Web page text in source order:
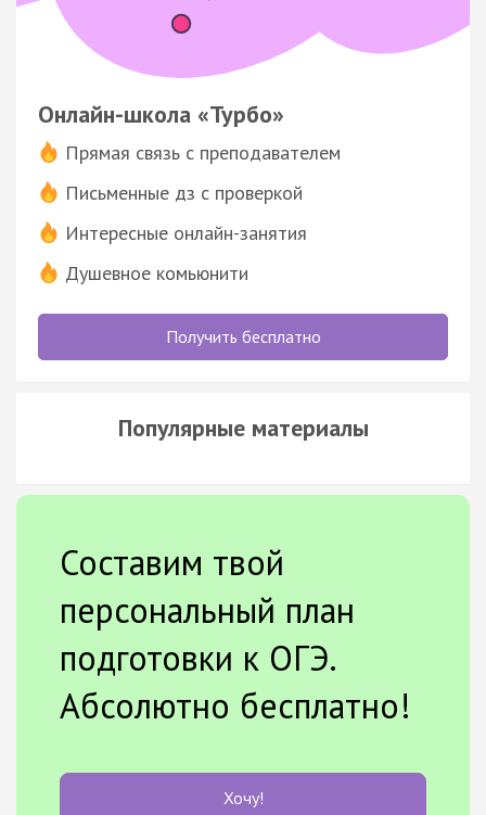
Онлайн-школа «Турбо»
Прямая связь с преподавателем
Письменные дз с проверкой
Интересные онлайн-занятия
Душевное комьюнити
Получить бесплатно
Популярные материалы
Составим твой
персональный план
подготовки к ОГЭ.
Абсолютно бесплатно!
Хочу!